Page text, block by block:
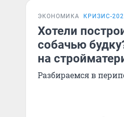
ЭКОНОМИКА КРИЗИС-
Хотели
собачью
на
Разбираемся в